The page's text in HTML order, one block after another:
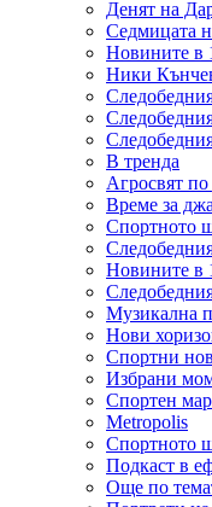
Денят на
Седмицата
Новините в
Ники
В тренда
Агросвят
Време за
Спортното
Новините в
Музикална
Нови
Спортни
Избрани
Спортен
Metropolis
Спортното
Подкаст в
Още по